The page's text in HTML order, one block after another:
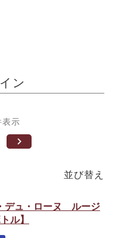
ン
並び替え
表示
デュ・ローヌ ルージ
ル】